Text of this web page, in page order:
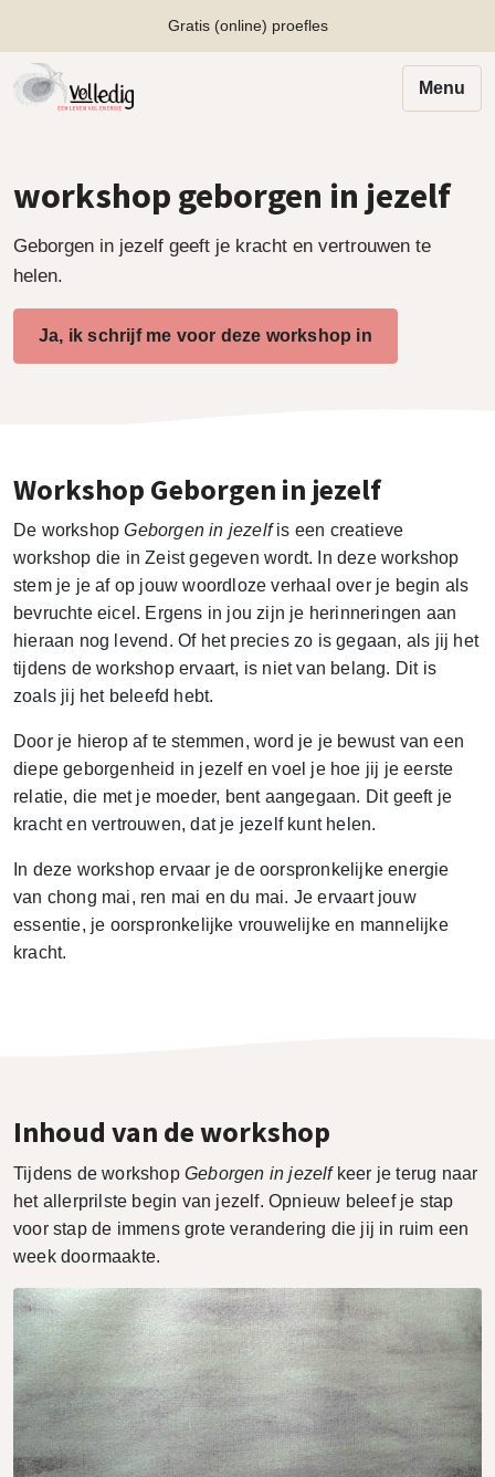
Gratis (online) proefles
Menu
workshop geborgen in jezelf
Geborgen in jezelf geeft je kracht en vertrouwen te
helen.
Ja, ik schrijf me voor deze workshop in
Workshop Geborgen in jezelf
De workshopGeborgen in jezelfis een creatieve
workshop die in Zeist gegeven wordt. In deze workshop
stem je je af op jouw woordloze verhaal over je begin als
bevruchte eicel. Ergens in jou zijn je herinneringen aan
hieraan nog levend. Of het precies zo is gegaan, als jij het
tijdens de workshop ervaart, is niet van belang. Dit is
zoals jij het beleefd hebt.
Door je hierop af te stemmen, word je je bewust van een
diepe geborgenheid in jezelf en voel je hoe jij je eerste
relatie, die met je moeder, bent aangegaan. Dit geeft je
kracht en vertrouwen, dat je jezelf kunt helen.
In deze workshop ervaar je de oorspronkelijke energie
van chong mai, ren mai en du mai. Je ervaart jouw
essentie, je oorspronkelijke vrouwelijke en mannelijke
kracht.
Inhoud van de workshop
Tijdens de workshop Geborgen in jezelfkeer je terug naar
het allerprilste begin van jezelf. Opnieuw beleef je stap
voor stap de immens grote verandering die jij in ruim een
week doormaakte.